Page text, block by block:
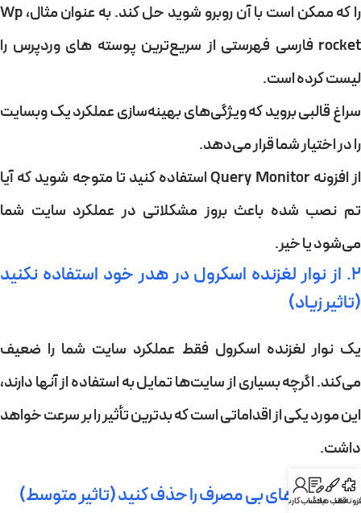
را که ممکن است با آن روبرو شوید حل کند. به عنوان مثال، Wp
rocket فارسی فهرستی از سریع‌ترین پوسته های وردپرس را
لیست کرده است.
سراغ قالبی بروید که ویژگی‌های بهینه‌سازی عملکرد یک وبسایت
را در اختیار شما قرار می‌دهد.
از افزونه Query Monitor استفاده کنید تا متوجه شوید که آیا
تم نصب شده باعث بروز مشکلاتی در عملکرد سایت شما
می‌شود یا خیر.
2. از نوار لغزنده اسکرول در هدر خود استفاده نکنید
(تاثیر زیاد)
یک نوار لغزنده اسکرول فقط عملکرد سایت شما را ضعیف
می‌کند. اگرچه بسیاری از سایت‌ها تمایل به استفاده از آنها دارند،
این مورد یکی از اقداماتی است که بدترین تأثیر را بر سرعت خواهد
داشت.
3. پلاگین های بی مصرف را حذف کنید (تاثیر متوسط) ها
قالب هابلاگ
حساب کاربری